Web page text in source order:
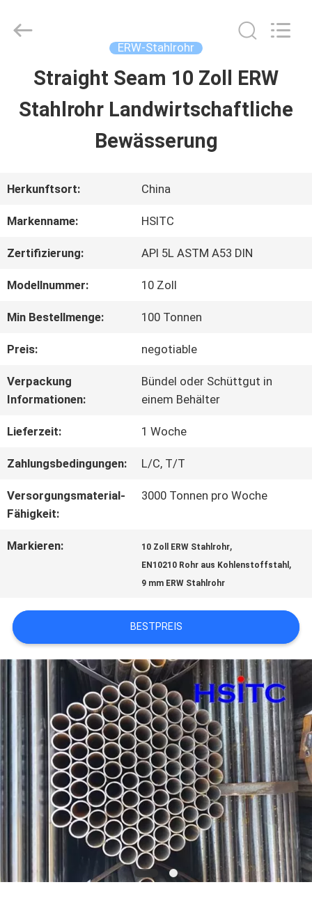
HAUSE
ÜBER
UNS
WERKSBESICHTIGUNG
QUALITÄTSKONTROLLE
KONTAKT
MIT
UNS
NEUIGKEITEN
ANGEBOT
SITEMAP
DATENSCHUTZRICHTLINIE
International
Trade
ERW-Stahlrohr
Straight Seam 10 Zoll ERW
Stahlrohr Landwirtschaftliche
Bewässerung
Herkunftsort: China
Markenname: HSITC
Zertifizierung: API 5L ASTM A53 DIN
Modellnummer: 10 Zoll
Min Bestellmenge: 100 Tonnen
Preis: negotiable
Verpackung
Informationen:
Bündel oder Schüttgut in
einem Behälter
Lieferzeit: 1 Woche
Zahlungsbedingungen: L/C, T/T
Versorgungsmaterial-
Fähigkeit:
3000 Tonnen pro Woche
Markieren: 10 Zoll ERW Stahlrohr,
EN10210 Rohr aus Kohlenstoffstahl ,
9 mm ERW Stahlrohr
BESTPREIS